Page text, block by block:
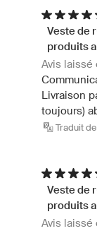
Veste de
produits
Avis laissé
Livraison
toujours)
Traduit
Veste de
produits
Avis laissé